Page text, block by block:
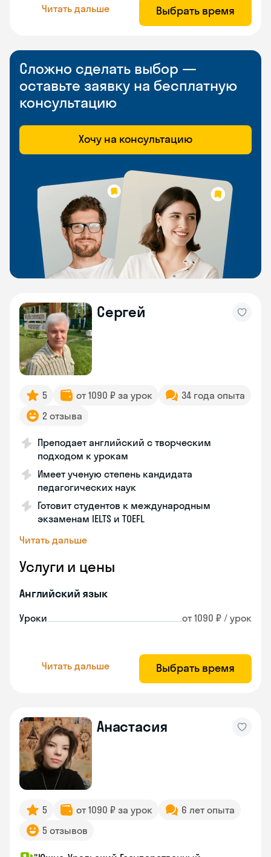
Читать дальше Выбрать время
Сложно сделать выбор —
оставьте заявку на бесплатную
консультацию
Хочу на консультацию
Сергей
5 от 1090 ₽ за урок
34 года опыта
2 отзыва
Преподает английский с творческим
подходом к урокам
Имеет ученую степень кандидата
педагогических наук
Готовит студентов к международным
экзаменам IELTS и TOEFL
Читать дальше
Услуги и цены
Английский язык
Уроки от 1090 ₽ / урок
Читать дальше Выбрать время
Анастасия
5 от 1090 ₽ за урок
6 лет опыта
5 отзывов